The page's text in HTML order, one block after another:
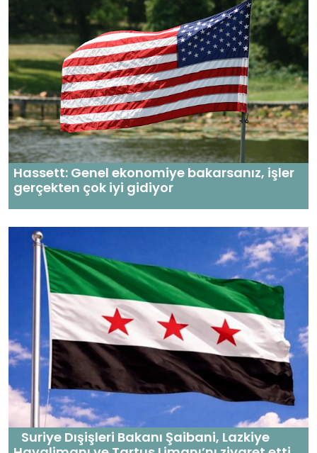
Hassett: Genel ekonomiye bakarsanız, işler
gerçekten çok iyi gidiyor
Suriye Dışişleri Bakanı Şaibani, Lazkiye